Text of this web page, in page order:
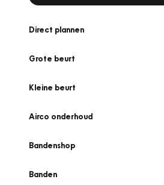
Direct plannen
Grote beurt
Kleine beurt
Airco onderhoud
Bandenshop
Banden